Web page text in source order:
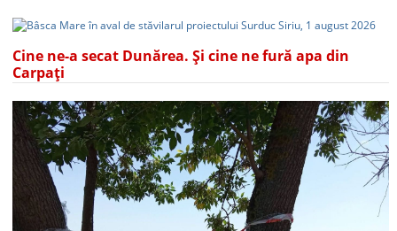
Cine ne-a secat Dunărea. Și cine ne fură apa din
Carpați